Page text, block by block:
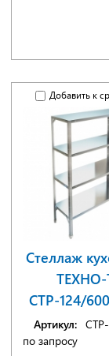
Добавить к
Стеллаж
ТЕХНО-
СТР-124/
Артикул:
по запросу